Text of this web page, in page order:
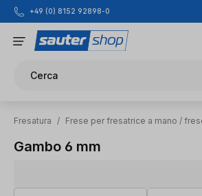
Passa al contenuto principale
+49 (0) 8152 92898-0
Cerca
Fresatura / Frese per fresatrice a mano /
Gambo 6 mm